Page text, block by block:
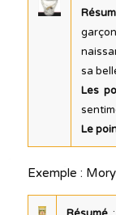
sa
Les
Le
Exemple :